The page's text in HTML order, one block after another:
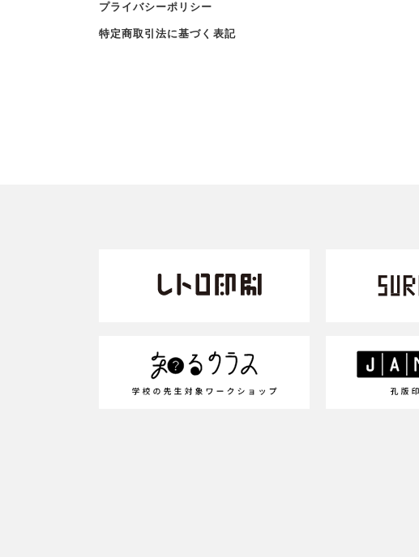
プライバシーポリシー
特定商取引法に基づく表記